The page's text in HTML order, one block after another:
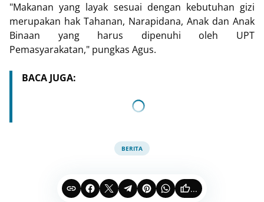
"Makanan yang layak sesuai dengan kebutuhan gizi
merupakan hak Tahanan, Narapidana, Anak dan Anak
Binaan yang harus dipenuhi oleh UPT
Pemasyarakatan," pungkas Agus.
BACA JUGA:
BERITA
...